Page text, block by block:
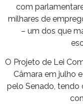
com
milhares de
– um dos que
O Projeto de Lei
Câmara em julho
pelo Senado, tendo